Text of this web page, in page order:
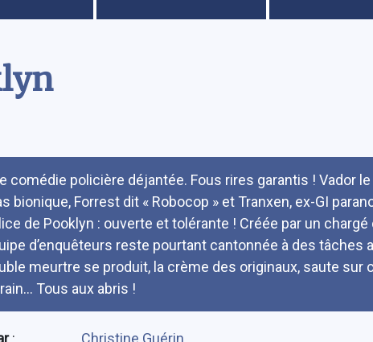
comédie policière déjantée. Fous rires garantis ! Vador
bionique, Forrest dit « Robocop » et Tranxen, ex-GI
de Pooklyn : ouverte et tolérante ! Créée par un
d’enquêteurs reste pourtant cantonnée à des tâches
meurtre se produit, la crème des originaux, saute
Tous aux abris !
:
Christine Guérin